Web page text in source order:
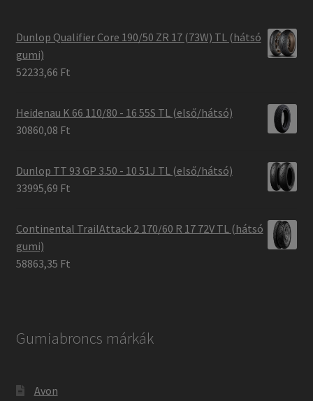
Dunlop Qualifier Core 190/50 ZR 17 (73W) TL (hátsó
gumi)
52233,66 Ft
Heidenau K 66 110/80 - 16 55S TL (első/hátsó)
30860,08 Ft
Dunlop TT 93 GP 3.50 - 10 51J TL (első/hátsó)
33995,69 Ft
Continental TrailAttack 2 170/60 R 17 72V TL (hátsó
gumi)
58863,35 Ft
Gumiabroncs márkák
Avon